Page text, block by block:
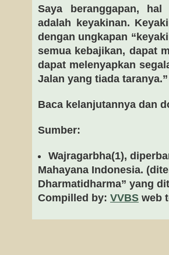
Saya beranggapan,
adalah keyakinan.
dengan ungkapan
semua kebajikan, dapat
dapat melenyapkan
Jalan yang tiada taranya.”
Baca kelanjutannya dan
Sumber:
Wajragarbha(1),
Mahayana Indonesia.
Dharmatidharma” yang
Compilled by: VVBS web